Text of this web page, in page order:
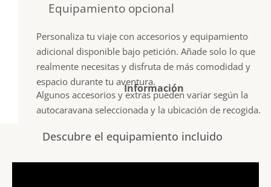
Equipamiento opcional
Personaliza tu viaje con accesorios y equipamiento
adicional disponible bajo petición. Añade solo lo que
realmente necesitas y disfruta de más comodidad y
espacio durante tu aventura.
Información
Algunos accesorios y extras pueden variar según la
autocaravana seleccionada y la ubicación de recogida.
Descubre el equipamiento incluido